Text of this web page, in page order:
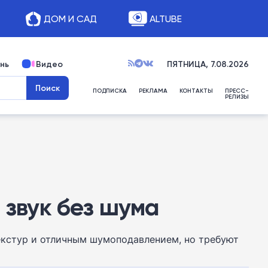
ДОМ И САД ALTUBE
Видео ПЯТНИЦА, 7.08.2026
ПОДПИСКА РЕКЛАМА КОНТАКТЫ ПРЕСС-
РЕЛИЗЫ
без шума
и отличным шумоподавлением, но требуют